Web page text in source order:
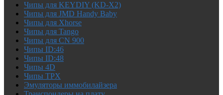
Чипы для KEYDIY (KD-X2)
Чипы для JMD Handy Baby
Чипы для Xhorse
Чипы для Tango
Чипы для CN 900
Чипы ID:46
Чипы ID:48
Чипы 4D
Чипы TPX
Эмуляторы иммобилайзера